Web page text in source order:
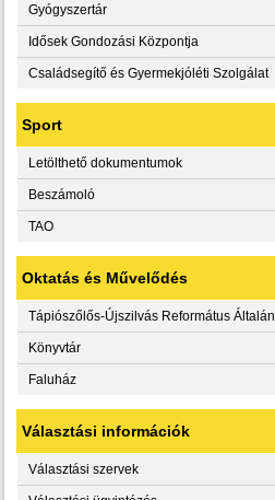
Gyógyszertár
Idősek Gondozási Központja
Családsegítő és Gyermekjóléti Szolgálat
Sport
Letölthető dokumentumok
Beszámoló
TAO
Oktatás és Művelődés
Tápiószőlős-Újszilvás Református
Könyvtár
Faluház
Választási információk
Választási szervek